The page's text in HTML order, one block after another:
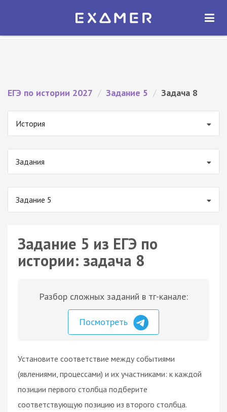
Экзамер — ЕГЭ 2027
ОТКРЫТЬ
ЕГЭ по истории 2027 / Задание 5 / Задача 8
История
Задания
Задание 5
Задание 5 из ЕГЭ по
истории: задача 8
Разбор сложных заданий в тг-канале:
Посмотреть
Установите соответствие между событиями
(явлениями, процессами) и их участниками: к каждой
позиции первого столбца подберите
соответствующую позицию из второго столбца.